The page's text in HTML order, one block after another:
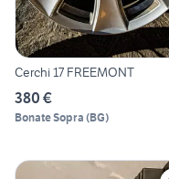
Cerchi 17 FREEMONT
380 €
Bonate Sopra (BG)